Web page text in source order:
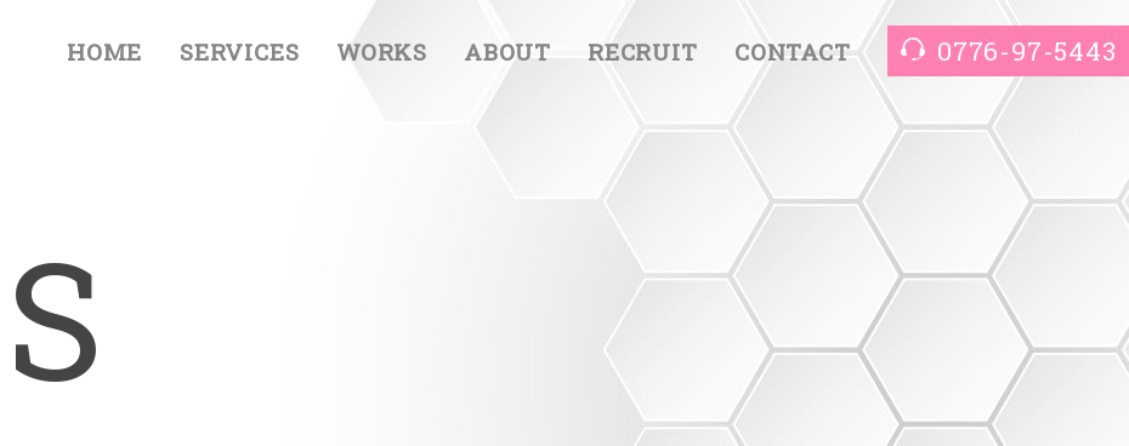
HOME SERVICES WORKS ABOUT RECRUIT CONTACT 0776-97-5443
S